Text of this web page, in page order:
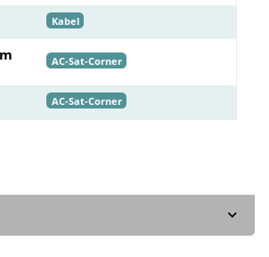
Kabel
AC-Sat-Corner
AC-Sat-Corner